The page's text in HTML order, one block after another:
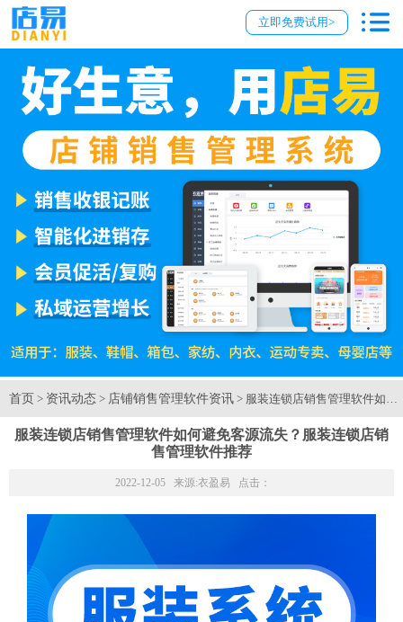
立即免费试用>
首页 > 资讯动态 > 店铺销售管理软件资讯 > 服装连锁店销售管理软件如
服装连锁店销售管理软件如何避免客源流失？服装连锁店销
售管理软件推荐
2022-12-05 来源:衣盈易 点击：